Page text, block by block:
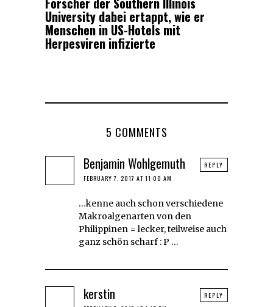
University dabei ertappt, wie er
Menschen in US-Hotels mit
Herpesviren infizierte
5 COMMENTS
Benjamin Wohlgemuth
FEBRUARY 7, 2017 AT 11:00 AM
…kenne auch schon verschiedene
Makroalgenarten von den
Philippinen = lecker, teilweise auch
ganz schön scharf : P …
REPLY
kerstin REPLY